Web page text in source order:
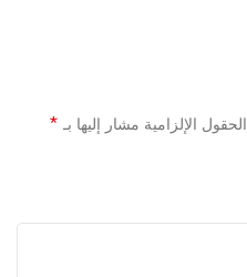
الحقول الإلزامية مشار إليها بـ *